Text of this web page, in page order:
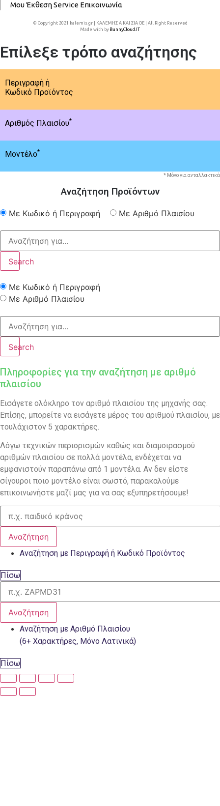
ΜουΈκθεσηService Επικοινωνία
© Copyright 2021 kalemis.gr | ΚΑΛΕΜΗΣ Α ΚΑΙ ΣΙΑ ΟΕ | All Right Reserved
Made with by BunnyCloud.IT
Επίλεξε τρόπο αναζήτησης
Περιγραφή ή
Κωδικό Προϊόντος
Αριθμός Πλαισίου*
Μοντέλο*
* Μόνο για ανταλλακτικά
Αναζήτηση Προϊόντων
Με Κωδικό ή Περιγραφή Με Αριθμό Πλαισίου
Search
Με Κωδικό ή Περιγραφή
Με Αριθμό Πλαισίου
Search
Πληροφορίες για την αναζήτηση με αριθμό
πλαισίου
Εισάγετε ολόκληρο τον αριθμό πλαισίου της μηχανής σας.
Επίσης, μπορείτε να εισάγετε μέρος του αριθμού πλαισίου, με
τουλάχιστον 5 χαρακτήρες.
Λόγω τεχνικών περιορισμών καθώς και διαμοιρασμού
αριθμών πλαισίου σε πολλά μοντέλα, ενδέχεται να
εμφανιστούν παραπάνω από 1 μοντέλα. Αν δεν είστε
σίγουροι ποιο μοντέλο είναι σωστό, παρακαλούμε
επικοινωνήστε μαζί μας για να σας εξυπηρετήσουμε!
Αναζήτηση
Αναζήτηση με Περιγραφή ή Κωδικό Προϊόντος
Πίσω
Αναζήτηση
Αναζήτηση με Αριθμό Πλαισίου
(6+ Χαρακτήρες, Μόνο Λατινικά)
Πίσω